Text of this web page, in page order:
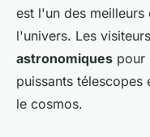
est l'un des
l'univers. Les
astronomiques pour
puissants télescopes
le cosmos.